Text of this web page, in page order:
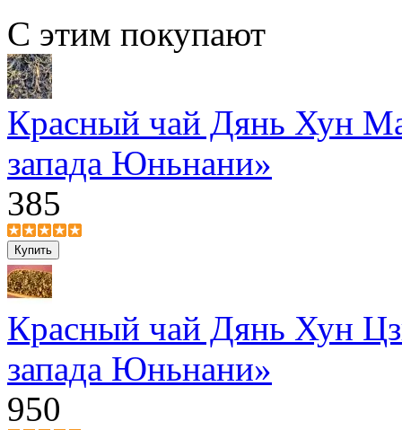
С этим покупают
Красный чай Дянь Хун
запада Юньнани»
385
Красный чай Дянь Хун
запада Юньнани»
950